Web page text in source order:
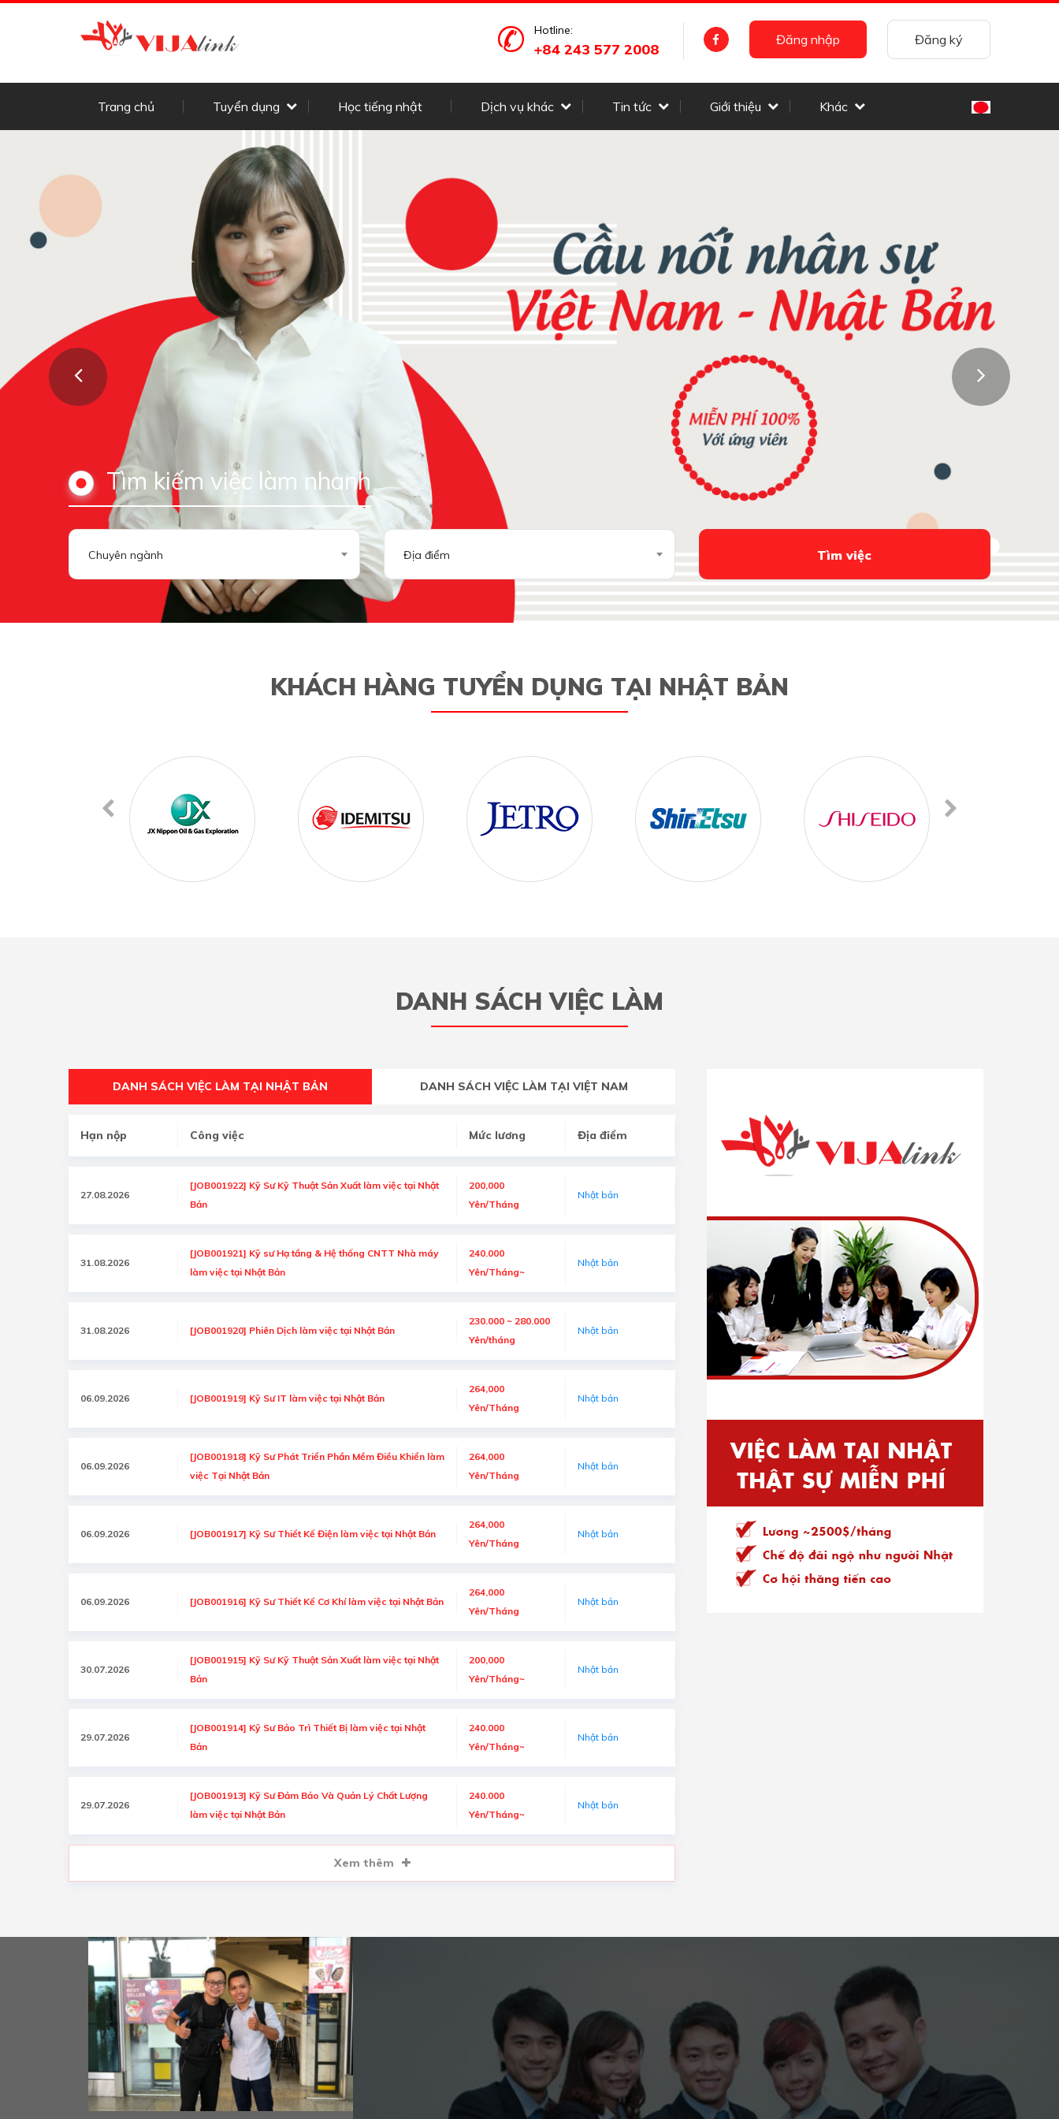
Hotline:
+84 243 577 2008
Đăng nhập Đăng ký
Trang chủ Tuyển dụng Học tiếng nhật Dịch vụ khác Tin tức Giới thiệu Khác
Tìm kiếm việc làm nhanh
Chuyên ngành Địa điểm Tìm việc
KHÁCH HÀNG TUYỂN DỤNG TẠI NHẬT BẢN
DANH SÁCH VIỆC LÀM
DANH SÁCH VIỆC LÀM TẠI NHẬT BẢN DANH SÁCH VIỆC LÀM TẠI VIỆT NAM
Hạn nộp Công việc Mức lương Địa điểm
27.08.2026
[JOB001922] Kỹ Sư Kỹ Thuật Sản Xuất làm việc tại Nhật
Bản
200,000
Yên/Tháng
Nhật bản
31.08.2026
[JOB001921] Kỹ sư Hạ tầng & Hệ thống CNTT Nhà máy
làm việc tại Nhật Bản
240.000
Yên/Tháng~
Nhật bản
31.08.2026 [JOB001920] Phiên Dịch làm việc tại Nhật Bản
230.000 ~ 280.000
Yên/tháng
Nhật bản
06.09.2026 [JOB001919] Kỹ Sư IT làm việc tại Nhật Bản
264,000
Yên/Tháng
Nhật bản
06.09.2026
[JOB001918] Kỹ Sư Phát Triển Phần Mềm Điều Khiển làm
việc Tại Nhật Bản
264,000
Yên/Tháng
Nhật bản
06.09.2026 [JOB001917] Kỹ Sư Thiết Kế Điện làm việc tại Nhật Bản
264,000
Yên/Tháng
Nhật bản
06.09.2026 [JOB001916] Kỹ Sư Thiết Kế Cơ Khí làm việc tại Nhật Bản
264,000
Yên/Tháng
Nhật bản
30.07.2026
[JOB001915] Kỹ Sư Kỹ Thuật Sản Xuất làm việc tại Nhật
Bản
200,000
Yên/Tháng~
Nhật bản
29.07.2026
[JOB001914] Kỹ Sư Bảo Trì Thiết Bị làm việc tại Nhật
Bản
240.000
Yên/Tháng~
Nhật bản
29.07.2026
[JOB001913] Kỹ Sư Đảm Bảo Và Quản Lý Chất Lượng
làm việc tại Nhật Bản
240.000
Yên/Tháng~
Nhật bản
Xem thêm